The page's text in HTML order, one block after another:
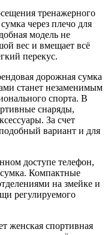
тренажерного
через плечо для
модель не
вес и вмещает всё
перекус.
дорожная сумка
станет незаменимым
спорта. В
снаряды,
За счет
вариант и для
доступе телефон,
Компактные
на змейке и
регулируемого
женская спортивная